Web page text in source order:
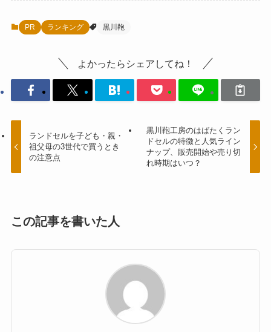
PR ランキング 黒川鞄
よかったらシェアしてね！
ランドセルを子ども・親・
祖父母の3世代で買うとき
の注意点
黒川鞄工房のはばたくラン
ドセルの特徴と人気ライン
ナップ、販売開始や売り切
れ時期はいつ？
この記事を書いた人